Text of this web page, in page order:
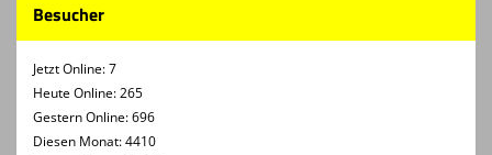
Besucher
Jetzt Online: 7
Heute Online: 265
Gestern Online: 696
Diesen Monat: 4410